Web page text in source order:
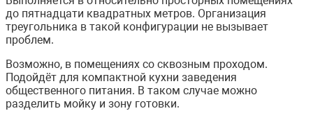
до пятнадцати квадратных метров. Организация
треугольника в такой конфигурации не вызывает
проблем.
Возможно, в помещениях со сквозным проходом.
Подойдёт для компактной кухни заведения
общественного питания. В таком случае можно
разделить мойку и зону готовки.